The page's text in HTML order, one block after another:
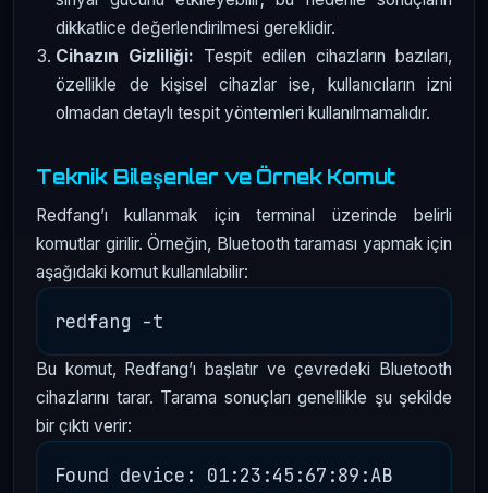
dikkatlice değerlendirilmesi gereklidir.
Cihazın Gizliliği: Tespit edilen cihazların bazıları,
özellikle de kişisel cihazlar ise, kullanıcıların izni
olmadan detaylı tespit yöntemleri kullanılmamalıdır.
Teknik Bileşenler ve Örnek Komut
Redfang’ı kullanmak için terminal üzerinde belirli
komutlar girilir. Örneğin, Bluetooth taraması yapmak için
aşağıdaki komut kullanılabilir:
Bu komut, Redfang’ı başlatır ve çevredeki Bluetooth
cihazlarını tarar. Tarama sonuçları genellikle şu şekilde
bir çıktı verir:
Found device: 01:23:45:67:89:AB